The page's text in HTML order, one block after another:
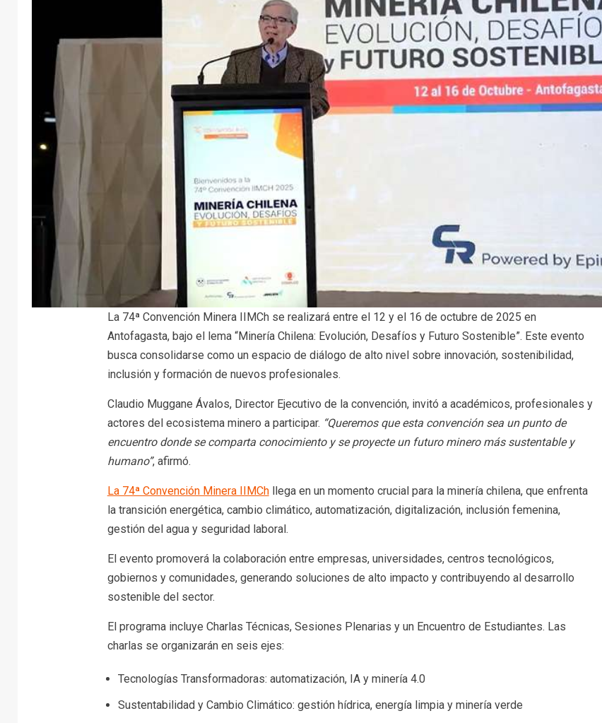
La 74ª Convención Minera IIMCh se realizará entre el 12 y el 16 de octubre de 2025 en
Antofagasta, bajo el lema “Minería Chilena: Evolución, Desafíos y Futuro Sostenible”. Este evento
busca consolidarse como un espacio de diálogo de alto nivel sobre innovación, sostenibilidad,
inclusión y formación de nuevos profesionales.
Claudio Muggane Ávalos, Director Ejecutivo de la convención, invitó a académicos, profesionales y
actores del ecosistema minero a participar. “Queremos que esta convención sea un punto de
encuentro donde se comparta conocimiento y se proyecte un futuro minero más sustentable y
humano”, afirmó.
La 74ª Convención Minera IIMChllega en un momento crucial para la minería chilena, que enfrenta
la transición energética, cambio climático, automatización, digitalización, inclusión femenina,
gestión del agua y seguridad laboral.
El evento promoverá la colaboración entre empresas, universidades, centros tecnológicos,
gobiernos y comunidades, generando soluciones de alto impacto y contribuyendo al desarrollo
sostenible del sector.
El programa incluye Charlas Técnicas, Sesiones Plenarias y un Encuentro de Estudiantes. Las
charlas se organizarán en seis ejes:
Tecnologías Transformadoras: automatización, IA y minería 4.0
Sustentabilidad y Cambio Climático: gestión hídrica, energía limpia y minería verde